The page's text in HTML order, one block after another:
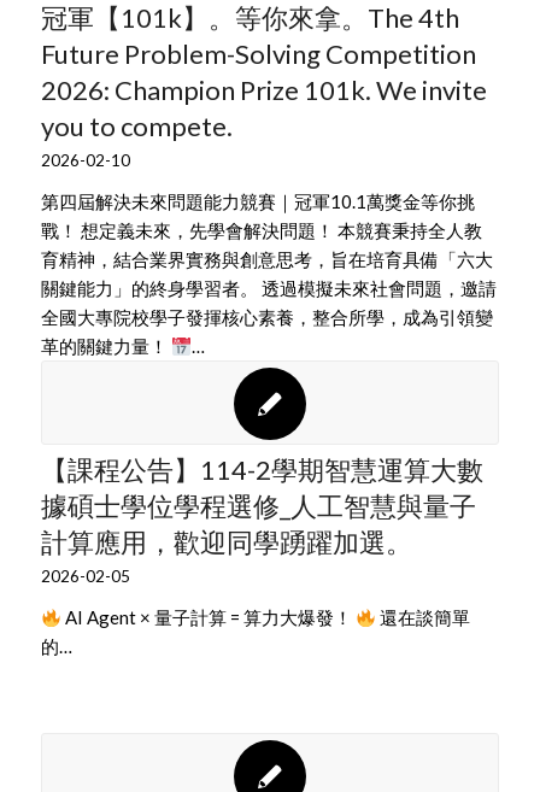
冠軍【101k】。等你來拿。The 4th
Future Problem-Solving Competition
2026: Champion Prize 101k. We invite
you to compete.
2026-02-10
第四屆解決未來問題能力競賽｜冠軍10.1萬獎金等你挑
戰！ 想定義未來，先學會解決問題！ 本競賽秉持全人教
育精神，結合業界實務與創意思考，旨在培育具備「六大
關鍵能力」的終身學習者。 透過模擬未來社會問題，邀請
全國大專院校學子發揮核心素養，整合所學，成為引領變
革的關鍵力量！
…
【課程公告】114-2學期智慧運算大數
據碩士學位學程選修_人工智慧與量子
計算應用，歡迎同學踴躍加選。
2026-02-05
AI Agent × 量子計算 = 算力大爆發！
還在談簡單
的…